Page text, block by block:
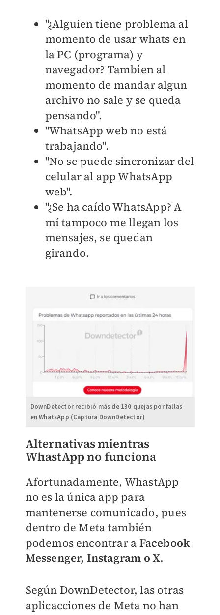
"¿Alguien tiene problema al
momento de usar whats en
la PC (programa) y
navegador? Tambien al
momento de mandar algun
archivo no sale y se queda
pensando".
"WhatsApp web no está
trabajando".
"No se puede sincronizar del
celular al app WhatsApp
web".
"¿Se ha caído WhatsApp? A
mí tampoco me llegan los
mensajes, se quedan
girando.
DownDetector recibió más de 130 quejas por fallas
en WhatsApp (Captura DownDetector)
Alternativas mientras
WhastApp no funciona
Afortunadamente, WhastApp
no es la única app para
mantenerse comunicado, pues
dentro de Meta también
podemos encontrar a Facebook
Messenger, Instagram o X.
Según DownDetector, las otras
aplicacciones de Meta no han